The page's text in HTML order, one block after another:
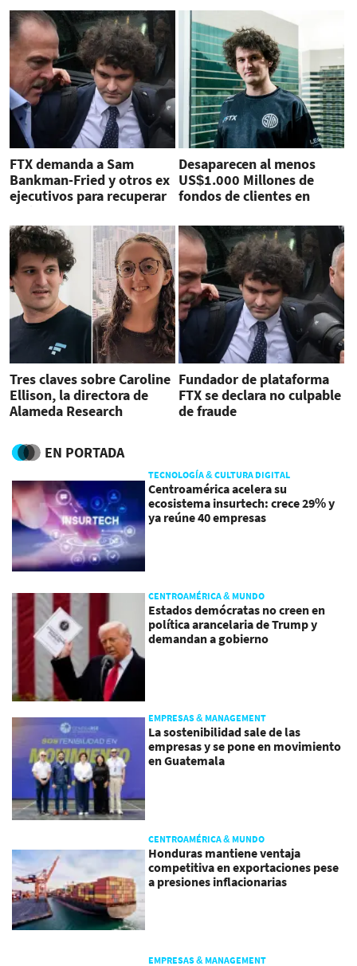
FTX demanda a Sam
Bankman-Fried y otros ex
ejecutivos para recuperar
Desaparecen al menos
US$1.000 Millones de
fondos de clientes en
Tres claves sobre Caroline
Ellison, la directora de
Alameda Research
Fundador de plataforma
FTX se declara no culpable
de fraude
EN PORTADA
TECNOLOGÍA & CULTURA DIGITAL
Centroamérica acelera su
ecosistema insurtech: crece 29% y
ya reúne 40 empresas
CENTROAMÉRICA & MUNDO
Estados demócratas no creen en
política arancelaria de Trump y
demandan a gobierno
EMPRESAS & MANAGEMENT
La sostenibilidad sale de las
empresas y se pone en movimiento
en Guatemala
CENTROAMÉRICA & MUNDO
Honduras mantiene ventaja
competitiva en exportaciones pese
a presiones inflacionarias
EMPRESAS & MANAGEMENT